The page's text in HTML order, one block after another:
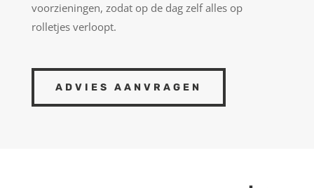
voorzieningen, zodat op de dag zelf alles op
rolletjes verloopt.
ADVIES AANVRAGEN